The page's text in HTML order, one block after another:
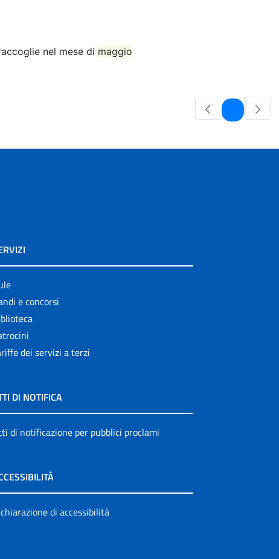
nel mese di maggio
Pagina
e concorsi
dei servizi a terzi
DI NOTIFICA
di notificazione per pubblici proclami
di accessibilità